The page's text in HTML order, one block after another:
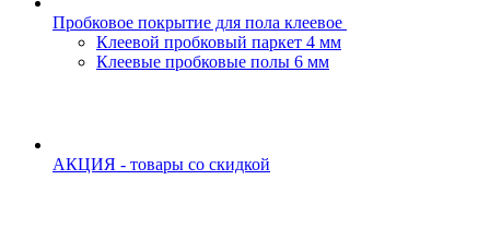
Пробковое покрытие для пола клеевое
Клеевой пробковый паркет 4 мм
Клеевые пробковые полы 6 мм
АКЦИЯ - товары со скидкой